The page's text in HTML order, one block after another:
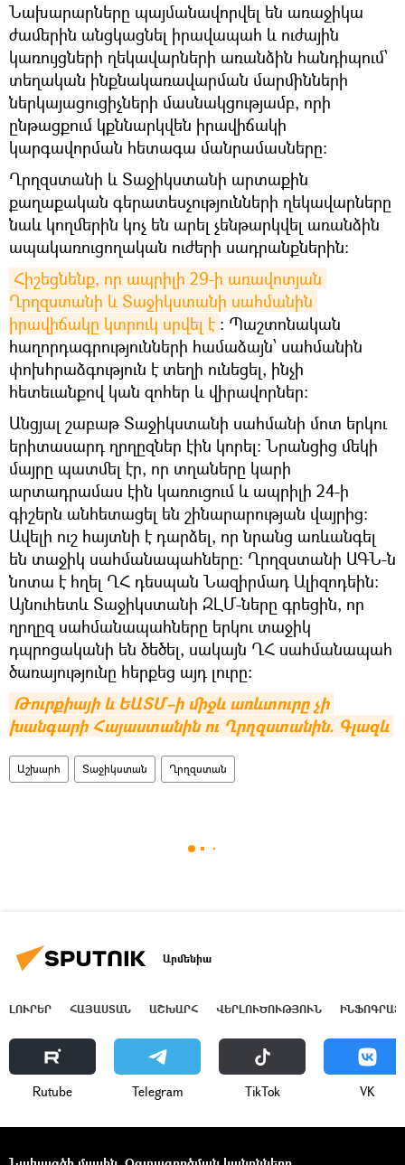
Նախարարները պայմանավորվել են առաջիկա
ժամերին անցկացնել իրավապահ և ուժային
կառույցների ղեկավարների առանձին հանդիպում՝
տեղական ինքնակառավարման մարմինների
ներկայացուցիչների մասնակցությամբ, որի
ընթացքում կքննարկվեն իրավիճակի
կարգավորման հետագա մանրամասները:
Ղրղզստանի և Տաջիկստանի արտաքին
քաղաքական գերատեսչությունների ղեկավարները
նաև կողմերին կոչ են արել չենթարկվել առանձին
ապակառուցողական ուժերի սադրանքներին:
Հիշեցնենք, որ ապրիլի 29-ի առավոտյան
Ղրղզստանի և Տաջիկստանի սահմանին
իրավիճակը կտրուկ սրվել է ։ Պաշտոնական
հաղորդագրությունների համաձայն՝ սահմանին
փոխհրաձգություն է տեղի ունեցել, ինչի
հետեւանքով կան զոհեր և վիրավորներ:
Անցյալ շաբաթ Տաջիկստանի սահմանի մոտ երկու
երիտասարդ ղրղըզներ էին կորել։ Նրանցից մեկի
մայրը պատմել էր, որ տղաները կարի
արտադրամաս էին կառուցում և ապրիլի 24-ի
գիշերն անհետացել են շինարարության վայրից։
Ավելի ուշ հայտնի է դարձել, որ նրանց առևանգել
են տաջիկ սահմանապահները։ Ղրղզստանի ԱԳՆ-ն
նոտա է հղել ՂՀ դեսպան Նազիրմադ Ալիզոդեին:
Այնուհետև Տաջիկստանի ԶԼՄ-ները գրեցին, որ
ղրղըզ սահմանապահները երկու տաջիկ
դպրոցականի են ծեծել, սակայն ՂՀ սահմանապահ
ծառայությունը հերքեց այդ լուրը:
Թուրքիայի և ԵԱՏՄ–ի միջև առևտուրը չի
խանգարի Հայաստանին ու Ղրղզստանին. Գլազև
Աշխարհ Տաջիկստան Ղրղզստան
Արմենիա
ԼՈՒՐԵՐ ՀԱՅԱՍՏԱՆ ԱՇԽԱՐՀ ՎԵՐԼՈՒԾՈՒԹՅՈՒՆ
Rutube Telegram ТikТоk VK